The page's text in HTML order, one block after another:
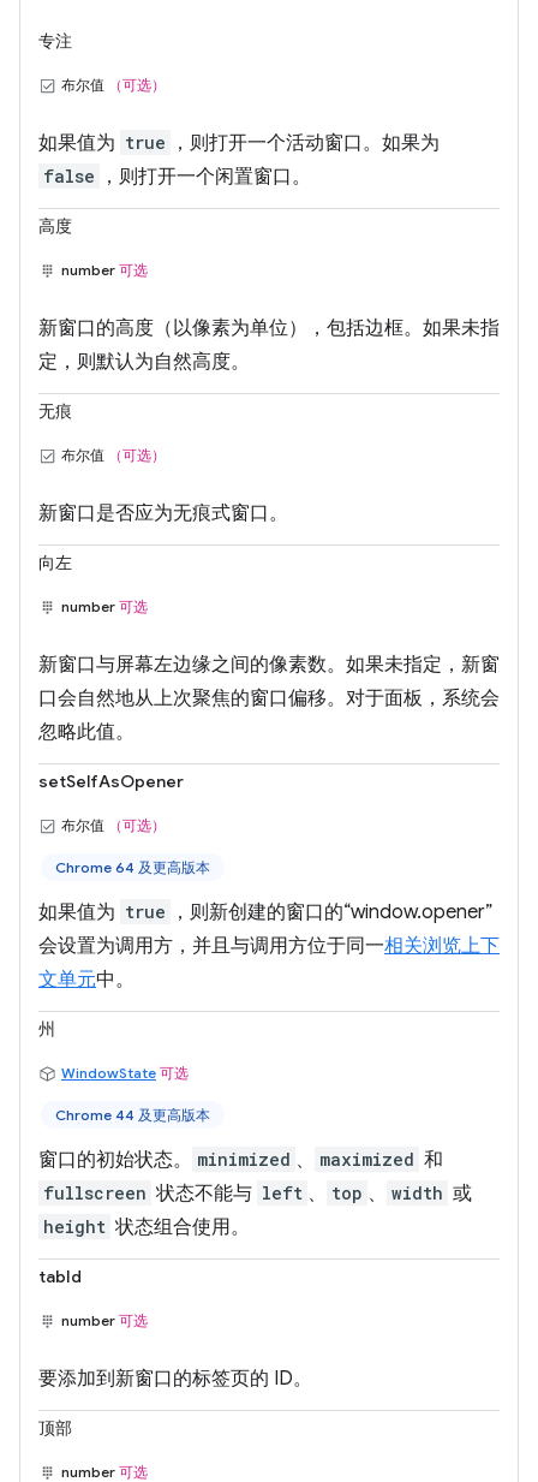
专注
布尔值 （可选）
如果值为 true ，则打开一个活动窗口。如果为
false ，则打开一个闲置窗口。
高度
number 可选
新窗口的高度（以像素为单位），包括边框。如果未指
定，则默认为自然高度。
无痕
布尔值 （可选）
新窗口是否应为无痕式窗口。
向左
number 可选
新窗口与屏幕左边缘之间的像素数。如果未指定，新窗
口会自然地从上次聚焦的窗口偏移。对于面板，系统会
忽略此值。
setSelfAsOpener
布尔值 （可选）
Chrome 64 及更高版本
如果值为 true
，则新创建的窗口的“window.opener”
会设置为调用方，并且与调用方位于同一相关浏览上下
文单元中。
州
WindowState 可选
Chrome 44 及更高版本
窗口的初始状态。 minimized 、 maximized 和
fullscreen 状态不能与 left 、 top 、 width 或
height 状态组合使用。
tabId
number 可选
要添加到新窗口的标签页的 ID。
顶部
number 可选